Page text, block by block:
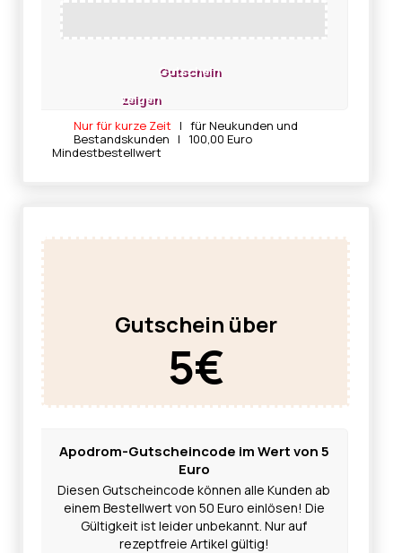
Gutschein
zeigen
Nur für kurze Zeit | für Neukunden und
Bestandskunden | 100,00 Euro
Mindestbestellwert
Gutschein über
5€
Apodrom-Gutscheincode im Wert von 5
Euro
Diesen Gutscheincode können alle Kunden ab
einem Bestellwert von 50 Euro einlösen! Die
Gültigkeit ist leider unbekannt. Nur auf
rezeptfreie Artikel gültig!